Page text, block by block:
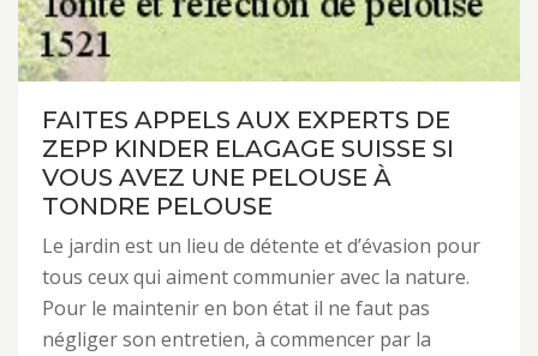
FAITES APPELS AUX EXPERTS DE
ZEPP KINDER ELAGAGE SUISSE SI
VOUS AVEZ UNE PELOUSE À
TONDRE PELOUSE
Le jardin est un lieu de détente et d’évasion pour
tous ceux qui aiment communier avec la nature.
Pour le maintenir en bon état il ne faut pas
négliger son entretien, à commencer par la